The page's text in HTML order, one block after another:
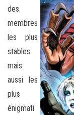
des
membres
les plus
stables
mais
aussi les
plus
énigmati